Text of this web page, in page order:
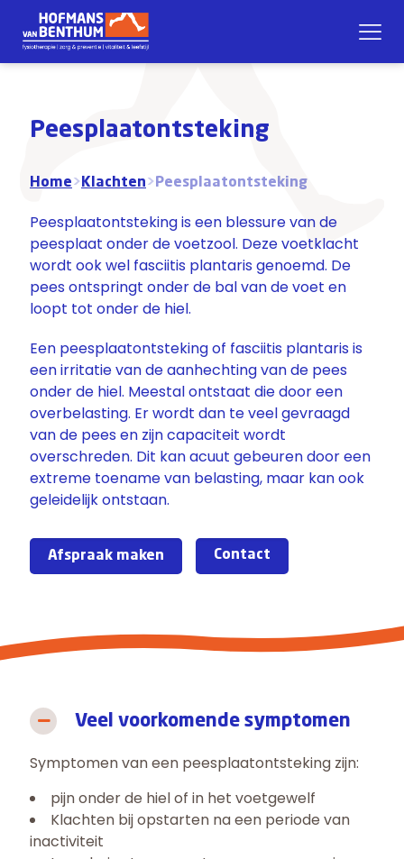
Peesplaatontsteking
Home> Klachten> Peesplaatontsteking
Peesplaatontsteking is een blessure van de
peesplaat onder de voetzool. Dezevoetklacht
wordt ook wel fasciitis plantaris genoemd. De
pees ontspringt onder de bal van de voet en
loopt tot onder de hiel.
Een peesplaatontsteking of fasciitis plantaris is
een irritatie van de aanhechting van de pees
onder de hiel. Meestal ontstaat die door een
overbelasting. Er wordt dan te veel gevraagd
van de pees en zijn capaciteit wordt
overschreden. Dit kan acuut gebeuren door een
extreme toename van belasting, maar kan ook
geleidelijk ontstaan.
Afspraak maken Contact
Veel voorkomende symptomen
Symptomen van een peesplaatontsteking zijn:
pijn onder de hiel of in het voetgewelf
Klachten bij opstarten na een periode van
inactiviteit